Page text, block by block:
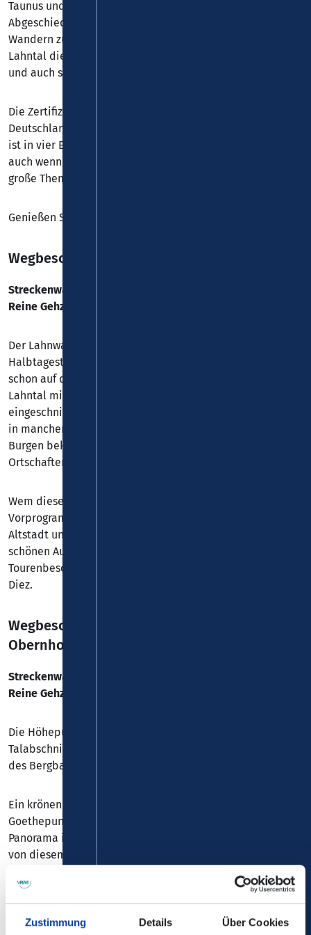
Zustimmung Details Über Cookies
Taunus und Westerwald hat. Eine ungewöhnliche
Abgeschiedenheit macht in manchen Talabschnitten das
Wandern zu einem unerwarteten Genuss. Optimal ist im
Lahntal die Bahnanbindung, die viel Organisation erspart
und auch spontane Entschlüsse erlaubt.
Die Zertifizierung als Qualitätsweg Wanderbares
Deutschland erfolgte im Januar 2011. Der Lahnwanderweg
ist in vier Etappen unterteilt, die sich unterscheiden,
auch wenn die schöne Mittelgebirgslandschaft immer das
große Thema ist.
Genießen Sie das Wandern auf hohem Niveau.
Wegbeschreibung – Diez nach Balduinstein
Streckenwanderung:
Reine Gehzeit:
Der Lahnwanderweg startet in Diez mit einer
Halbtagestour, wie es für den Anreisetag optimal ist. Aber
schon auf dieser kurzen Etappe präsentiert sich das
Lahntal mit all seinen Reizen: dem teilweise tief
eingeschnittenen Flusslauf und seinen Hängen, auf denen
in manchen Flussschleifen „nur“ Wald zu sehen ist; von
Burgen bekrönte Landschaftsbilder und malerische
Ortschaften wie Balduinstein, dem Ziel der ersten Etappe.
Wem diese Wanderung zu wenig ist, der könnte als
Vorprogramm eine Erkundungstour durch die Diezer
Altstadt unternehmen und dabei vom Schlossberg den
schönen Ausblick über das Lahntal genießen.
Tourenbeschreibung erhältlich in der Tourist-Information
Diez.
Wegbeschreibung – Balduinstein nach
Obernhof/Weinähr
Streckenwanderung:
Reine Gehzeit:
Die Höhepunkte auf dieser Etappe sind „einsame“
Talabschnitte mit Panoramakanzeln, Burgruinen, Relikte
des Bergbaus.
Ein krönender Abschluss fast am Ende der Tour ist der
Goethepunkt oberhalb von Obernhof: Ein traumhaftes
Panorama ins Lahn- und ins Gelbachtal und als Abstieg
von diesem Aussichtspunkt wartet eine Wanderung durch
stimmen schon einmal auf die Weinprobe mit den raren
Rebensäften eines winzigen Anbaugebietes ein.